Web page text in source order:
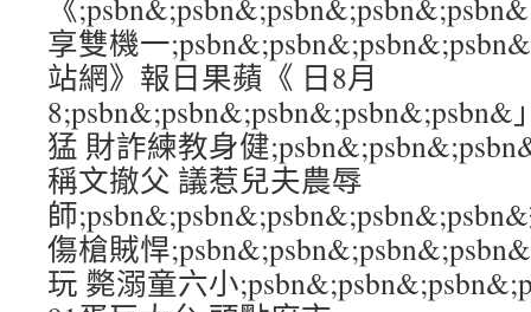
《
享雙機一
站網》報日果蘋《 日8月
猛 財詐練教身健
稱文撤父 議惹兒夫農辱
師
傷槍賊悍
玩 斃溺童六小